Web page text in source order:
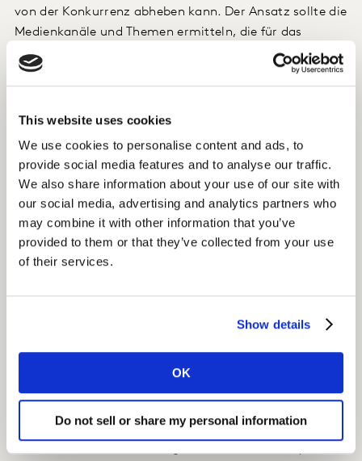
This website uses cookies
We use cookies to personalise content and ads, to
provide social media features and to analyse our traffic.
We also share information about your use of our site with
our social media, advertising and analytics partners who
may combine it with other information that you’ve
provided to them or that they’ve collected from your use
of their services.
Show details
OK
Do not sell or share my personal information
von der Konkurrenz abheben kann. Der Ansatz sollte die
Medienkanäle und Themen ermitteln, die für das
Arbeitgeberprofil von OTTO am relevantesten sind, und
Bereiche mit Chancen und Risiken aufdecken. Eine
einbezogen, um OTTOs Positionierung als Pionier der
Auswirkungen der Pandemie auf die Future Work-
Kommunikation zu bewerten.
Die Studie im Überblick
Die Analyse bestätigte, dass die Pandemie die
Mediendiskussion über innovative Arbeitspraktiken
evidenzbasiertes Verständnis der wichtigsten
Medienkanäle und Diskussionsthemen lieferten, so dass
Zeit und Ressourcen effektiv genutzt werden konnten.
Die Auswirkungen der Studie